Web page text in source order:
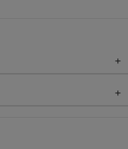
+
+